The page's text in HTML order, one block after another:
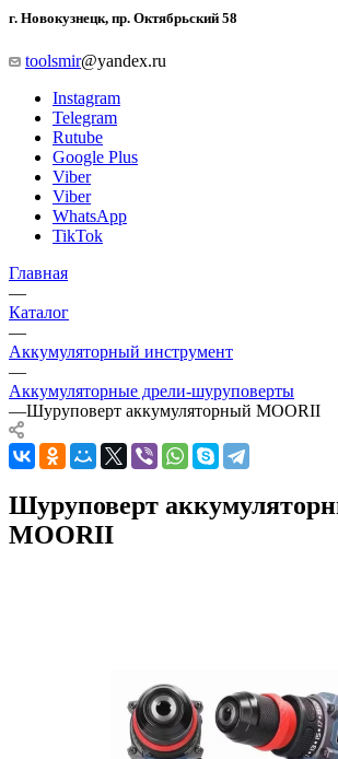
г. Новокузнецк, пр. Октябрьский 58
toolsmir@yandex.ru
Instagram
Telegram
Rutube
Google Plus
Viber
Viber
WhatsApp
TikTok
Главная
—
Каталог
—
Аккумуляторный инструмент
—
Аккумуляторные дрели-шуруповерты
—Шуруповерт аккумуляторный MOORII
Шуруповерт
MOORII